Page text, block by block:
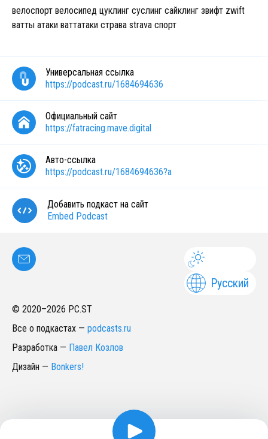
велоспорт велосипед цуклинг суслинг сайклинг звифт zwift
ватты атаки ваттатаки страва strava спорт
Универсальная ссылка
https://podcast.ru/1684694636
Официальный сайт
https://fatracing.mave.digital
Авто-ссылка
https://podcast.ru/1684694636?a
Добавить подкаст на сайт
Embed Podcast
Русский
© 2020–2026 PC.ST
Все о подкастах — podcasts.ru
Разработка — Павел Козлов
Дизайн — Bonkers!